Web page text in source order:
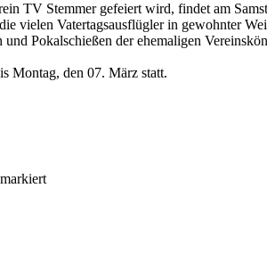
TV Stemmer gefeiert wird, findet am
vielen Vatertagsausflügler in gewohnter
Pokalschießen der ehemaligen
Montag, den 07. März statt.
markiert